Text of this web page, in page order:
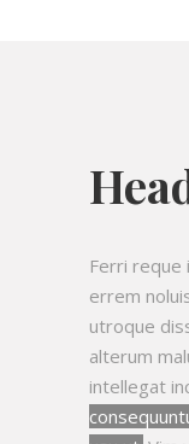
Ferri reque
errem
utroque
alterum
intellegat